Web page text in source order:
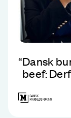
“Dansk
beef: